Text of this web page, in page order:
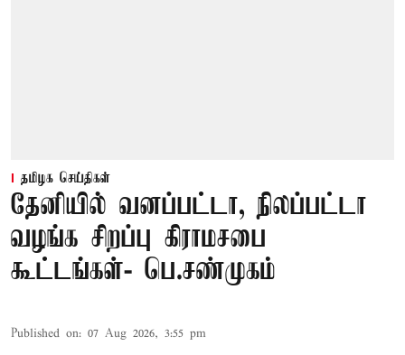
தமிழக செய்திகள்
தேனியில் வனப்பட்டா, நிலப்பட்டா
வழங்க சிறப்பு கிராமசபை
கூட்டங்கள்- பெ.சண்முகம்
Published on: 07 Aug 2026, 3:55 pm